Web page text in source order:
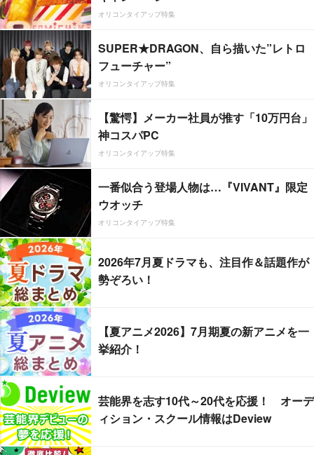
オリコンタイアップ特集
SUPER★DRAGON、自ら描いた”レトロ
フューチャー”
オリコンタイアップ特集
【驚愕】メーカー社員が推す「10万円台」
神コスパPC
オリコンタイアップ特集
一番似合う登場人物は…『VIVANT』限定
ウオッチ
オリコンタイアップ特集
2026年7月夏ドラマも、注目作＆話題作が
勢ぞろい！
【夏アニメ2026】7月期夏の新アニメを一
挙紹介！
芸能界を志す10代～20代を応援！ オーデ
ィション・スクール情報はDeview